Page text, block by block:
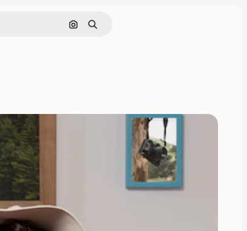
Buscar por imagen
Buscar